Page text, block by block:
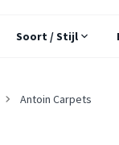
Soort / Stijl
Antoin Carpets